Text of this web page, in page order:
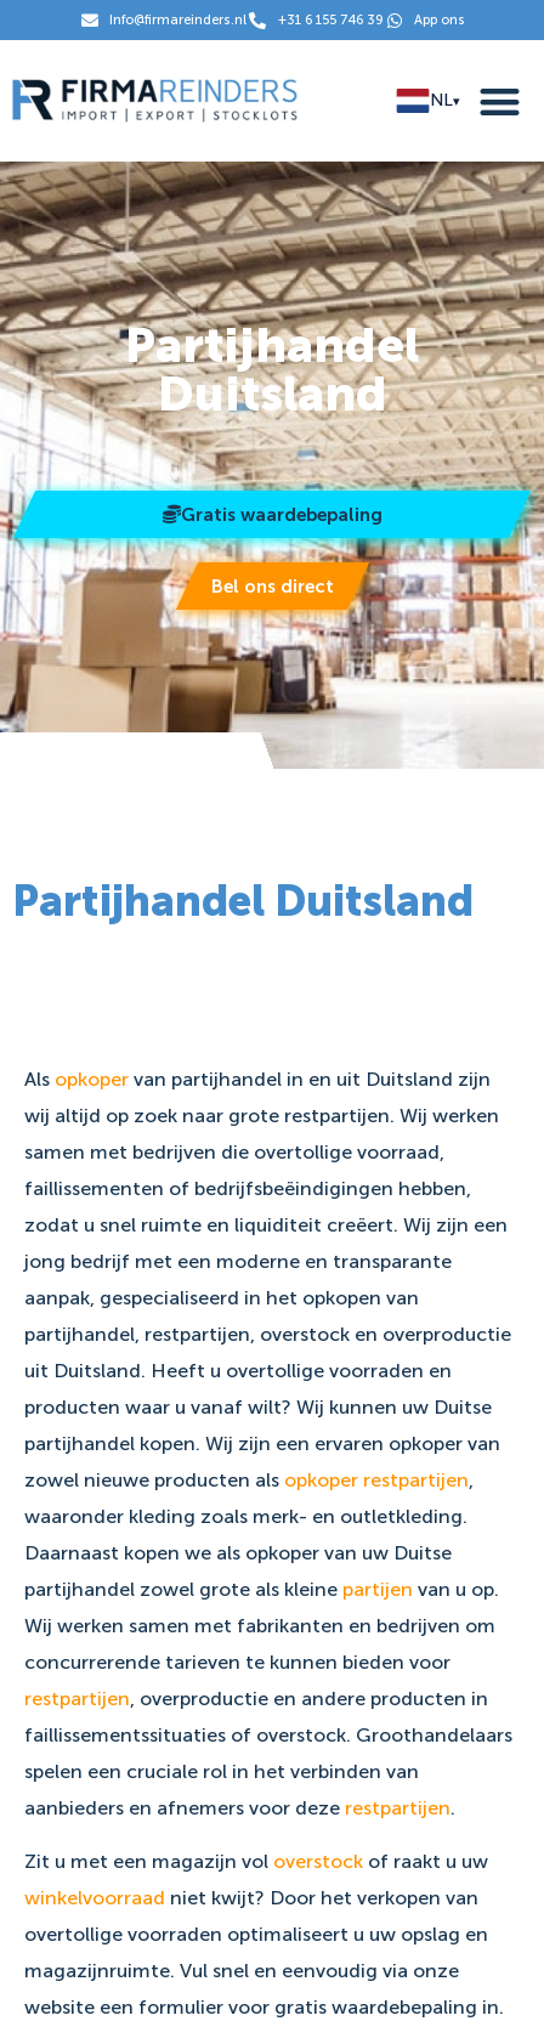
Info@firmareinders.nl +31 6 155 746 39 App ons
NL▾
Partijhandel
Duitsland
Gratis waardebepaling
Bel ons direct
Partijhandel Duitsland
Als opkoper van partijhandel in en uit Duitsland zijn
wij altijd op zoek naar grote restpartijen. Wij werken
samen met bedrijven die overtollige voorraad,
faillissementen of bedrijfsbeëindigingen hebben,
zodat u snel ruimte en liquiditeit creëert. Wij zijn een
jong bedrijf met een moderne en transparante
aanpak, gespecialiseerd in het opkopen van
partijhandel, restpartijen, overstock en overproductie
uit Duitsland. Heeft u overtollige voorraden en
producten waar u vanaf wilt? Wij kunnen uw Duitse
partijhandel kopen. Wij zijn een ervaren opkoper van
zowel nieuwe producten als opkoper restpartijen
waaronder kleding zoals merk- en outletkleding.
Daarnaast kopen we als opkoper van uw Duitse
partijhandel zowel grote als kleine partijen van u op.
Wij werken samen met fabrikanten en bedrijven om
concurrerende tarieven te kunnen bieden voor
restpartijen , overproductie en andere producten in
faillissementssituaties of overstock. Groothandelaars
spelen een cruciale rol in het verbinden van
aanbieders en afnemers voor deze restpartijen.
Zit u met een magazijn vol overstock of raakt u uw
winkelvoorraad niet kwijt? Door het verkopen van
overtollige voorraden optimaliseert u uw opslag en
magazijnruimte. Vul snel en eenvoudig via onze
website een formulier voor gratis waardebepaling in.